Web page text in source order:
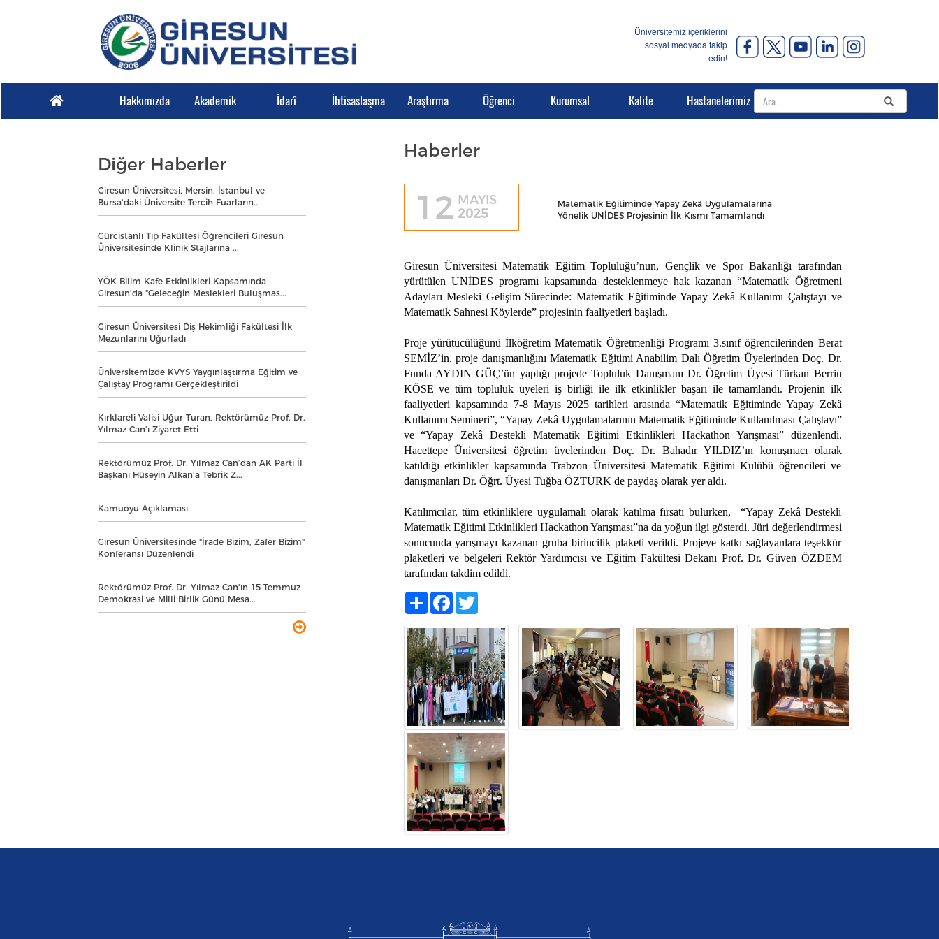
Üniversitemiz içeriklerini
sosyal medyada takip
edin!
Hakkımızda Akademik İdarî İhtisaslaşma Araştırma Öğrenci Kurumsal Kalite Hastanelerimiz
Diğer Haberler
Giresun Üniversitesi, Mersin, İstanbul ve
Bursa'daki Üniversite Tercih Fuarların...
Gürcistanlı Tıp Fakültesi Öğrencileri Giresun
Üniversitesinde Klinik Stajlarına ...
YÖK Bilim Kafe Etkinlikleri Kapsamında
Giresun'da "Geleceğin Meslekleri Buluşmas...
Giresun Üniversitesi Diş Hekimliği Fakültesi İlk
Mezunlarını Uğurladı
Üniversitemizde KVYS Yaygınlaştırma Eğitim ve
Çalıştay Programı Gerçekleştirildi
Kırklareli Valisi Uğur Turan, Rektörümüz Prof. Dr.
Yılmaz Can’ı Ziyaret Etti
Rektörümüz Prof. Dr. Yılmaz Can’dan AK Parti İl
Başkanı Hüseyin Alkan’a Tebrik Z...
Kamuoyu Açıklaması
Giresun Üniversitesinde "İrade Bizim, Zafer Bizim"
Konferansı Düzenlendi
Rektörümüz Prof. Dr. Yılmaz Can'ın 15 Temmuz
Demokrasi ve Milli Birlik Günü Mesa...
Haberler
12 MAYIS
2025
Matematik Eğitiminde Yapay Zekâ Uygulamalarına
Yönelik UNİDES Projesinin İlk Kısmı Tamamlandı
Giresun Üniversitesi Matematik Eğitim Topluluğu’nun, Gençlik ve Spor Bakanlığı tarafından
yürütülen UNİDES programı kapsamında desteklenmeye hak kazanan “Matematik Öğretmeni
Adayları Mesleki Gelişim Sürecinde: Matematik Eğitiminde Yapay Zekâ Kullanımı Çalıştayı ve
Matematik Sahnesi Köylerde” projesinin faaliyetleri başladı.
Proje yürütücülüğünü İlköğretim Matematik Öğretmenliği Programı 3.sınıf öğrencilerinden Berat
SEMİZ’in, proje danışmanlığını Matematik Eğitimi Anabilim Dalı Öğretim Üyelerinden Doç. Dr.
Funda AYDIN GÜÇ’ün yaptığı projede Topluluk Danışmanı Dr. Öğretim Üyesi Türkan Berrin
KÖSE ve tüm topluluk üyeleri iş birliği ile ilk etkinlikler başarı ile tamamlandı. Projenin ilk
faaliyetleri kapsamında 7-8 Mayıs 2025 tarihleri arasında “Matematik Eğitiminde Yapay Zekâ
Kullanımı Semineri”, “Yapay Zekâ Uygulamalarının Matematik Eğitiminde Kullanılması Çalıştayı”
ve “Yapay Zekâ Destekli Matematik Eğitimi Etkinlikleri Hackathon Yarışması” düzenlendi.
Hacettepe Üniversitesi öğretim üyelerinden Doç. Dr. Bahadır YILDIZ’ın konuşmacı olarak
katıldığı etkinlikler kapsamında Trabzon Üniversitesi Matematik Eğitimi Kulübü öğrencileri ve
danışmanları Dr. Öğrt. Üyesi Tuğba ÖZTÜRK de paydaş olarak yer aldı.
Katılımcılar, tüm etkinliklere uygulamalı olarak katılma fırsatı bulurken, “Yapay Zekâ Destekli
Matematik Eğitimi Etkinlikleri Hackathon Yarışması”na da yoğun ilgi gösterdi. Jüri değerlendirmesi
sonucunda yarışmayı kazanan gruba birincilik plaketi verildi. Projeye katkı sağlayanlara teşekkür
plaketleri ve belgeleri Rektör Yardımcısı ve Eğitim Fakültesi Dekanı Prof. Dr. Güven ÖZDEM
tarafından takdim edildi.
Share FacebookTwitter